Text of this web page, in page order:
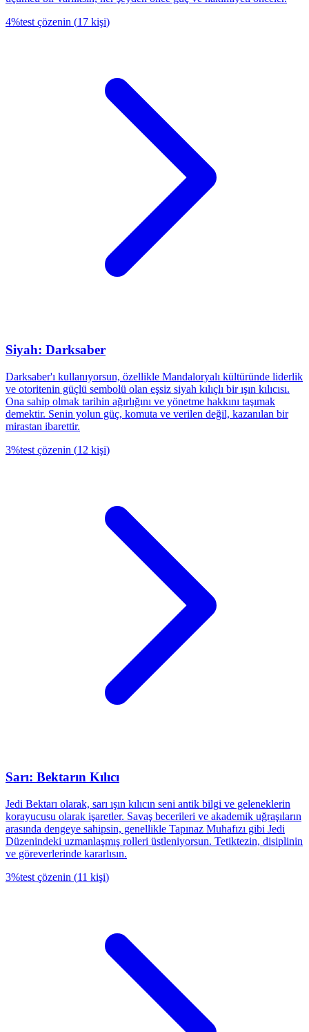
4%test çözenin (17 kişi)
Siyah: Darksaber
Darksaber'ı kullanıyorsun, özellikle Mandaloryalı kültüründe liderlik
ve otoritenin güçlü sembolü olan eşsiz siyah kılıçlı bir ışın kılıcısı.
Ona sahip olmak tarihin ağırlığını ve yönetme hakkını taşımak
demektir. Senin yolun güç, komuta ve verilen değil, kazanılan bir
mirastan ibarettir.
3%test çözenin (12 kişi)
Sarı: Bektarın Kılıcı
Jedi Bektarı olarak, sarı ışın kılıcın seni antik bilgi ve geleneklerin
korayucusu olarak işaretler. Savaş becerileri ve akademik uğraşıların
arasında dengeye sahipsin, genellikle Tapınaz Muhafızı gibi Jedi
Düzenindeki uzmanlaşmış rolleri üstleniyorsun. Tetiktezin, disiplinin
ve göreverlerinde kararlısın.
3%test çözenin (11 kişi)